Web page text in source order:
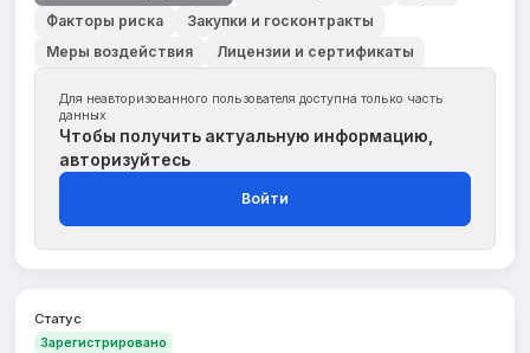
Факторы риска
Закупки и госконтракты
Меры воздействия
Лицензии и сертификаты
Для неавторизованного пользователя доступна только часть
данных
Чтобы получить актуальную информацию,
авторизуйтесь
Войти
Статус
Зарегистрировано